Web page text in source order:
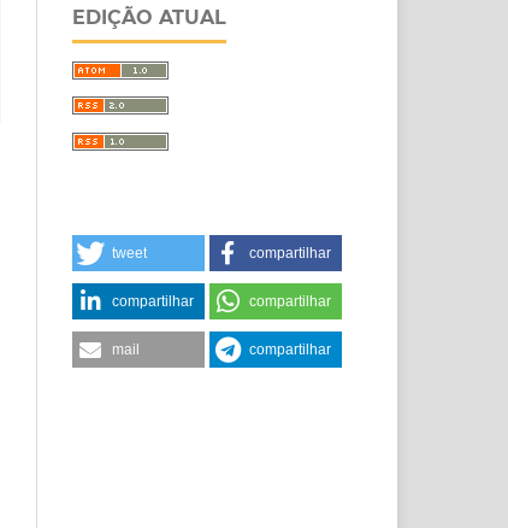
EDIÇÃO ATUAL
tweet compartilhar
compartilhar compartilhar
mail compartilhar